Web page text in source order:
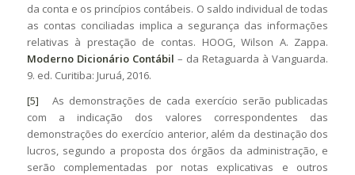
da conta e os princípios contábeis. O saldo individual de todas
as contas conciliadas implica a segurança das informações
relativas à prestação de contas. HOOG, Wilson A. Zappa.
Moderno Dicionário Contábil – da Retaguarda à Vanguarda.
9. ed. Curitiba: Juruá, 2016.
[5] As demonstrações de cada exercício serão publicadas
com a indicação dos valores correspondentes das
demonstrações do exercício anterior, além da destinação dos
lucros, segundo a proposta dos órgãos da administração, e
serão complementadas por notas explicativas e outros